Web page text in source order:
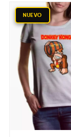
y
molona
NUEVO